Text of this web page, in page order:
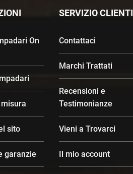
On
sito
garanzie
SERVIZIO CLIENTI
Contattaci
Marchi Trattati
Recensioni e
Testimonianze
Vieni a Trovarci
Il mio account